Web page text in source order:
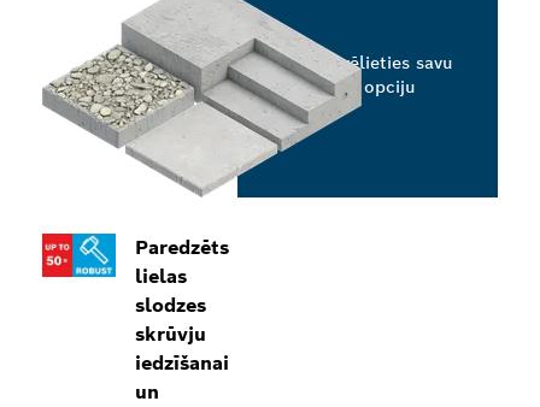
Paredzēts
lielas
slodzes
skrūvju
iedzīšanai
un
Izvēlieties savu
opciju